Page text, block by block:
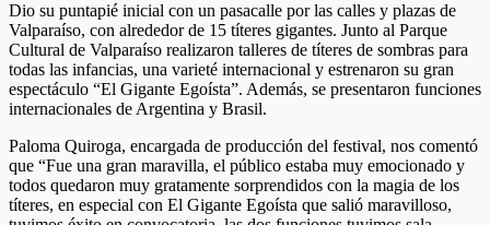
Dio su puntapié inicial con un pasacalle por las calles y plazas de
Valparaíso, con alrededor de 15 títeres gigantes. Junto al Parque
Cultural de Valparaíso realizaron talleres de títeres de sombras para
todas las infancias, una varieté internacional y estrenaron su gran
espectáculo “El Gigante Egoísta”. Además, se presentaron funciones
internacionales de Argentina y Brasil.
Paloma Quiroga, encargada de producción del festival, nos comentó
que “Fue una gran maravilla, el público estaba muy emocionado y
todos quedaron muy gratamente sorprendidos con la magia de los
títeres, en especial con El Gigante Egoísta que salió maravilloso,